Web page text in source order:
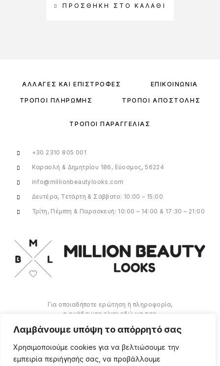
Λαμβάνουμε υπόψη το απόρρητό σας
Χρησιμοποιούμε cookies για να βελτιώσουμε την
εμπειρία περιήγησής σας, να προβάλλουμε
ΠΡΟΣΘΉΚΗ ΣΤΟ ΚΑΛΆΘΙ
ΑΛΛΑΓΈΣ ΚΑΙ ΕΠΙΣΤΡΟΦΈΣ ΕΠΙΚΟΙΝΩΝΊΑ
ΤΡΌΠΟΙ ΠΛΗΡΩΜΉΣ ΤΡΌΠΟΙ ΑΠΟΣΤΟΛΉΣ
ΤΡΌΠΟΙ ΠΑΡΑΓΓΕΛΊΑΣ
+30 2310 805 001
Καραολή & Δημητρίου 186, Εύοσμος, 56224
info@millionbeautylooks.com
Δευτέρα, Τετάρτη & Σάββατο: 10:00 – 15:00
Τρίτη, Πέμπτη & Παρασκευή: 10:00 – 14:00 & 17:30 – 21:00
Για οποιαδήποτε ερώτηση ή πληροφορία,
η ομάδα μας είναι εδώ να σας
βοηθήσουμε.
ΠΕΡΙΣΣΌΤΕΡΑ